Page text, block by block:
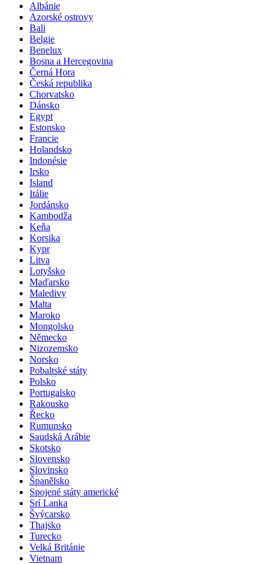
Albánie
Azorské ostrovy
Bali
Belgie
Benelux
Bosna a Hercegovina
Černá Hora
Česká republika
Chorvatsko
Dánsko
Egypt
Estonsko
Francie
Holandsko
Indonésie
Irsko
Island
Itálie
Jordánsko
Kambodža
Keňa
Korsika
Kypr
Litva
Lotyšsko
Maďarsko
Maledivy
Malta
Maroko
Mongolsko
Německo
Nizozemsko
Norsko
Pobaltské státy
Polsko
Portugalsko
Rakousko
Řecko
Rumunsko
Saudská Arábie
Skotsko
Slovensko
Slovinsko
Španělsko
Spojené státy americké
Srí Lanka
Švýcarsko
Thajsko
Turecko
Velká Británie
Vietnam